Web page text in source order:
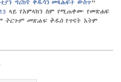
ግሪክኛ ቅዱሳን መጻሕፍት ውስጥ”
ላይ የአምላክን ስም የሚጠቀሙ የመጽሐፍ
ትርጉም መጽሐፍ ቅዱስየጥናት እትም